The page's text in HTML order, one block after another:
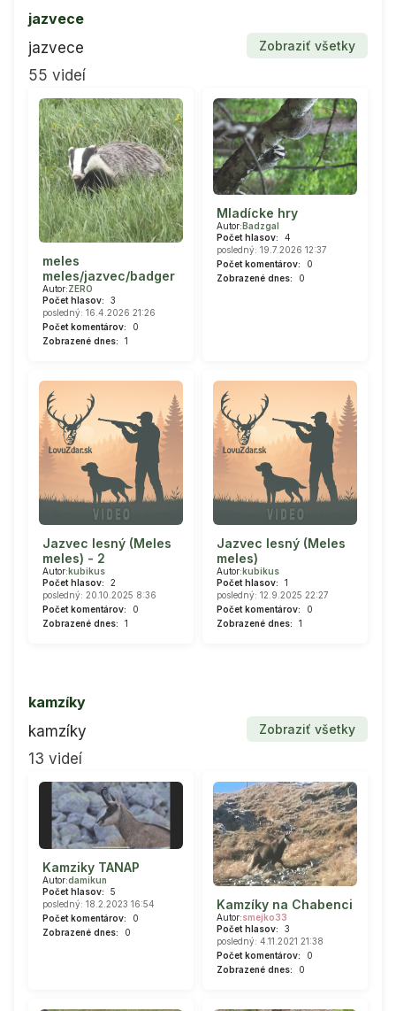
jazvece
jazvece
55 videí
Zobraziť všetky
meles
meles/jazvec/badger
Autor:ZERO
Počet hlasov:
3
posledný: 16.4.2026 21:26
Počet komentárov:
0
Zobrazené dnes:
1
Mladícke hry
Autor:Badzgal
Počet hlasov:
4
posledný: 19.7.2026 12:37
Počet komentárov:
0
Zobrazené dnes:
0
Jazvec lesný (Meles
meles) - 2
Autor: kubikus
Počet hlasov:
2
posledný: 20.10.2025 8:36
Počet komentárov:
0
Zobrazené dnes:
1
Jazvec lesný (Meles
meles)
Autor: kubikus
Počet hlasov:
1
posledný: 12.9.2025 22:27
Počet komentárov:
0
Zobrazené dnes:
1
kamzíky
kamzíky
13 videí
Zobraziť všetky
Kamziky TANAP
Autor:damikun
Počet hlasov:
5
posledný: 18.2.2023 16:54
Počet komentárov:
0
Zobrazené dnes:
0
Kamzíky na Chabenci
Autor:smejko33
Počet hlasov:
3
posledný: 4.11.2021 21:38
Počet komentárov:
0
Zobrazené dnes:
0